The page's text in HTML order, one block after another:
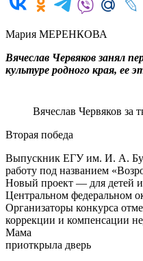
Мария МЕРЕНКОВА
Вячеслав Червяков занял
культуре родного края, ее
Вячеслав Червяков за
Вторая победа
Выпускник ЕГУ им. И. А.
работу под названием
Новый проект — для детей
Центральном федеральном
Организаторы конкурса
коррекции и компенсации
Мама
приоткрыла дверь